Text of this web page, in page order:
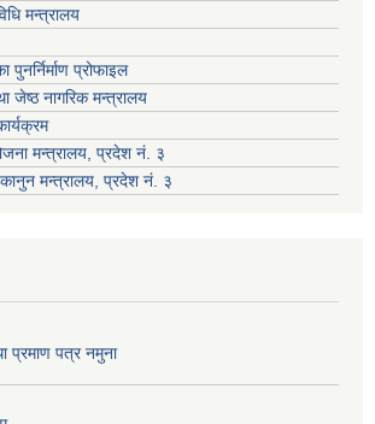
मन्त्रालय
प्रोफाइल
जेष्ठ नागरिक मन्त्रालय
मन्त्रालय, प्रदेश नं. ३
कानुन मन्त्रालय, प्रदेश नं. ३
प्रमाण पत्र नमुना